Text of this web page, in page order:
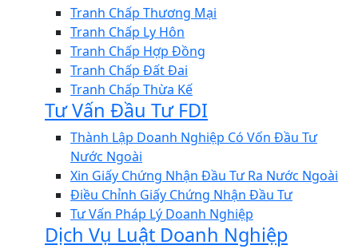
Tranh Chấp Thương Mại
Tranh Chấp Ly Hôn
Tranh Chấp Hợp Đồng
Tranh Chấp Đất Đai
Tranh Chấp Thừa Kế
Tư Vấn Đầu Tư FDI
Thành Lập Doanh Nghiệp Có Vốn Đầu Tư
Nước Ngoài
Xin Giấy Chứng Nhận Đầu Tư Ra Nước Ngoài
Điều Chỉnh Giấy Chứng Nhận Đầu Tư
Tư Vấn Pháp Lý Doanh Nghiệp
Dịch Vụ Luật Doanh Nghiệp